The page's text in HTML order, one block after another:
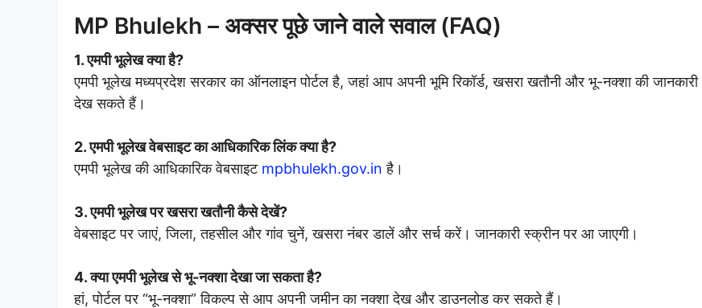
MP Bhulekh – अक्सर पूछे जाने वाले सवाल (FAQ)
1. एमपी भूलेख क्या है?
एमपी भूलेख मध्यप्रदेश सरकार का ऑनलाइन पोर्टल है, जहां आप अपनी भूमि रिकॉर्ड, खसरा खतौनी और भू-नक्शा की जानकारी
देख सकते हैं।
2. एमपी भूलेख वेबसाइट का आधिकारिक लिंक क्या है?
एमपी भूलेख की आधिकारिक वेबसाइट mpbhulekh.gov.in है।
3. एमपी भूलेख पर खसरा खतौनी कैसे देखें?
वेबसाइट पर जाएं, जिला, तहसील और गांव चुनें, खसरा नंबर डालें और सर्च करें। जानकारी स्क्रीन पर आ जाएगी।
4. क्या एमपी भूलेख से भू-नक्शा देखा जा सकता है?
हां, पोर्टल पर “भू-नक्शा” विकल्प से आप अपनी जमीन का नक्शा देख और डाउनलोड कर सकते हैं।